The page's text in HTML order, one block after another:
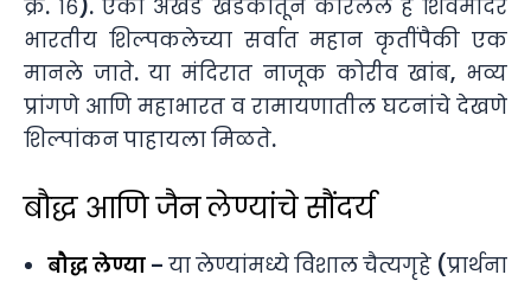
क्र. १६). एका अखंड खडकातून कोरलेले हे शिवमंदिर
भारतीय शिल्पकलेच्या सर्वात महान कृतींपैकी एक
मानले जाते. या मंदिरात नाजूक कोरीव खांब, भव्य
प्रांगणे आणि महाभारत व रामायणातील घटनांचे देखणे
शिल्पांकन पाहायला मिळते.
बौद्ध आणि जैन लेण्यांचे सौंदर्य
बौद्धलेण्या – यालेण्यांमध्येविशालचैत्यगृहे (प्रार्थना